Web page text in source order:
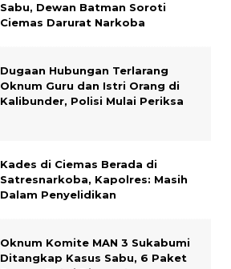
Sabu, Dewan Batman Soroti
Ciemas Darurat Narkoba
Dugaan Hubungan Terlarang
Oknum Guru dan Istri Orang di
Kalibunder, Polisi Mulai Periksa
Kades di Ciemas Berada di
Satresnarkoba, Kapolres: Masih
Dalam Penyelidikan
Oknum Komite MAN 3 Sukabumi
Ditangkap Kasus Sabu, 6 Paket